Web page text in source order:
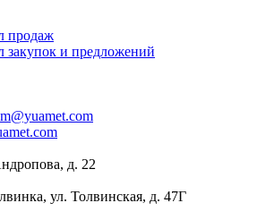
продаж
закупок и предложений
д. 22
ул. Толвинская, д. 47Г